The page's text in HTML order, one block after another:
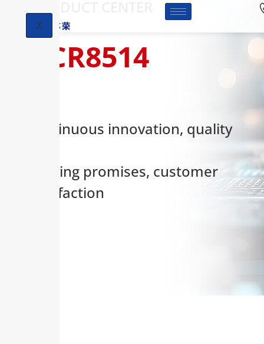
X
HCR8514
Continuous innovation, quality
keeping promises, customer
satisfaction